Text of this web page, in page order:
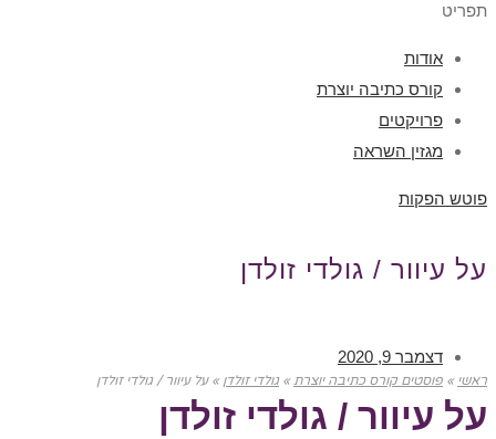
תפריט
אודות
קורס כתיבה יוצרת
פרויקטים
מגזין השראה
פוטש הפקות
על עיוור / גולדי זולדן
ראשי » פוסטים קורס כתיבה יוצרת » גולדי זולדן » על עיוור / גולדי זולדן
דצמבר 9, 2020
על עיוור / גולדי זולדן